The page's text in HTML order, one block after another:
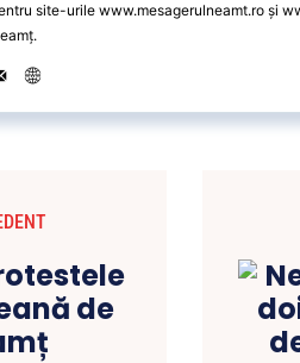
site-urile www.mesagerulneamt.ro și